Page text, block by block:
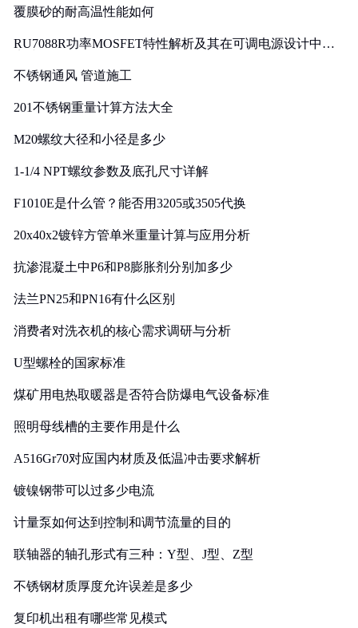
覆膜砂的耐高温性能如何
RU7088R功率MOSFET特性解析及其在可调电源设计中的
不锈钢通风 管道施工
201不锈钢重量计算方法大全
M20螺纹大径和小径是多少
1-1/4 NPT螺纹参数及底孔尺寸详解
F1010E是什么管？能否用3205或3505代换
20x40x2镀锌方管单米重量计算与应用分析
抗渗混凝土中P6和P8膨胀剂分别加多少
法兰PN25和PN16有什么区别
消费者对洗衣机的核心需求调研与分析
U型螺栓的国家标准
煤矿用电热取暖器是否符合防爆电气设备标准
照明母线槽的主要作用是什么
A516Gr70对应国内材质及低温冲击要求解析
镀镍钢带可以过多少电流
计量泵如何达到控制和调节流量的目的
联轴器的轴孔形式有三种：Y型、J型、Z型
不锈钢材质厚度允许误差是多少
复印机出租有哪些常见模式